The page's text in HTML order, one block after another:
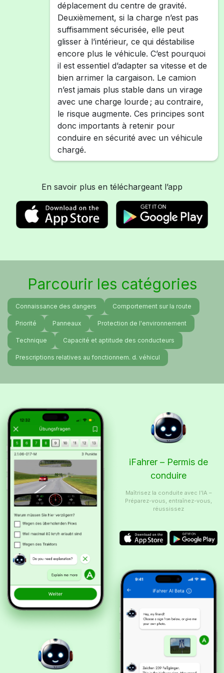
déplacement du centre de gravité.
Deuxièmement, si la charge n’est pas
suffisamment sécurisée, elle peut
glisser à l’intérieur, ce qui déstabilise
encore plus le véhicule. C’est pourquoi
il est essentiel d’adapter sa vitesse et de
bien arrimer la cargaison. Le camion
n’est jamais plus stable dans un virage
avec une charge lourde ; au contraire,
le risque augmente. Ces principes sont
donc importants à retenir pour
conduire en sécurité avec un véhicule
chargé.
En savoir plus en téléchargeant l’app
Parcourir les catégories
Connaissance des dangers Comportement sur la route
Priorité Panneaux Protection de l'environnement
Technique Capacité et aptitude des conducteurs
Prescriptions relatives au fonctionnem. d. véhicul
iFahrer – Permis de
conduire
Maîtrisez la conduite avec l’IA –
Préparez-vous, entraînez-vous,
réussissez